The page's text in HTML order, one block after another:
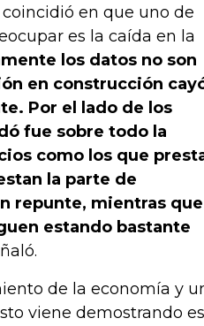
en que uno de
es la caída en la
los datos no son
en construcción
Por el lado de los
fue sobre todo la
como los que
la parte de
repunte, mientras que
estando bastante
de la economía y
viene demostrando